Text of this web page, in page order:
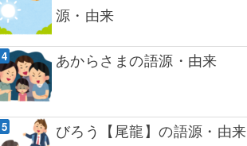
源・由来
あからさまの語源・由来
びろう【尾龍】の語源・由来